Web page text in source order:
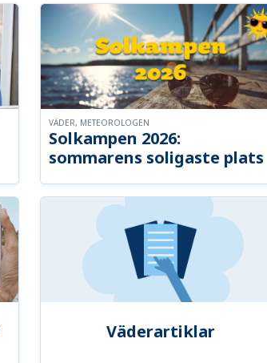
Solkampen 2026:
sommarens soligaste plats
VÄDER, METEOROLOGEN
Väderartiklar